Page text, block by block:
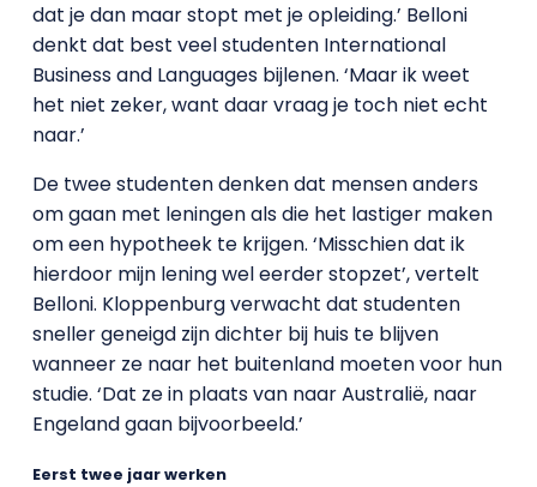
dat je dan maar stopt met je opleiding.’ Belloni
denkt dat best veel studenten International
Business and Languages bijlenen. ‘Maar ik weet
het niet zeker, want daar vraag je toch niet echt
naar.’
De twee studenten denken dat mensen anders
om gaan met leningen als die het lastiger maken
om een hypotheek te krijgen. ‘Misschien dat ik
hierdoor mijn lening wel eerder stopzet’, vertelt
Belloni. Kloppenburg verwacht dat studenten
sneller geneigd zijn dichter bij huis te blijven
wanneer ze naar het buitenland moeten voor hun
studie. ‘Dat ze in plaats van naar Australië, naar
Engeland gaan bijvoorbeeld.’
Eerst twee jaar werken